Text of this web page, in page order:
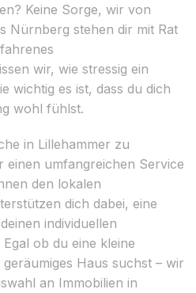
Keine Sorge, wir von
Nürnberg stehen dir mit Rat
wir, wie stressig ein
wichtig es ist, dass du dich
wohl fühlst.
in Lillehammer zu
einen umfangreichen Service
den lokalen
dich dabei, eine
individuellen
ob du eine kleine
Haus suchst – wir
an Immobilien in